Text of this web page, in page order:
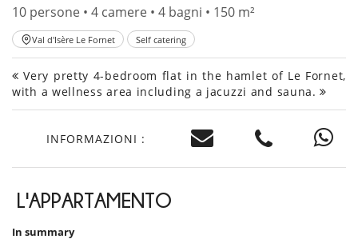
10 persone • 4 camere • 4 bagni • 150 m²
Val d'Isère Le Fornet Self catering
Very pretty 4-bedroom flat in the hamlet of Le Fornet,
with a wellness area including a jacuzzi and sauna.
INFORMAZIONI :
L'APPARTAMENTO
In summary